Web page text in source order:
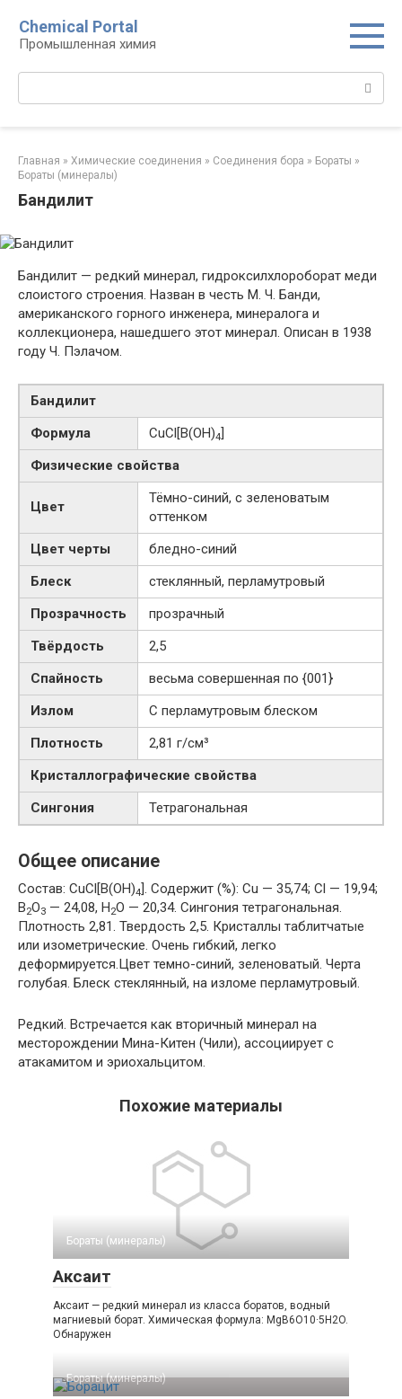
контенту
Chemical Portal
Промышленная химия
Главная » Химические соединения » Соединения бора‎ » Бораты »
Бораты (минералы)‎
Бандилит
Бандилит — редкий минерал, гидроксилхлороборат меди
слоистого строения. Назван в честь М. Ч. Банди,
американского горного инженера, минералога и
коллекционера, нашедшего этот минерал. Описан в 1938
году Ч. Пэлачом.
Бандилит
Формула
CuCl[B(OH)4]
Физические свойства
Цвет
Тёмно-синий, с зеленоватым
оттенком
Цвет черты
бледно-синий
Блеск
стеклянный, перламутровый
Прозрачность
прозрачный
Твёрдость
2,5
Спайность
весьма совершенная по {001}
Излом
С перламутровым блеском
Плотность
2,81 г/см³
Кристаллографические свойства
Сингония
Тетрагональная
Общее описание
Состав: CuCl[B(OH)4]. Содержит (%): Cu — 35,74; Cl — 19,94;
B2О3 — 24,08, Н2О — 20,34. Сингония тетрагональная.
Плотность 2,81. Твердость 2,5. Кристаллы таблитчатые
или изометрические. Очень гибкий, легко
деформируется.Цвет темно-синий, зеленоватый. Черта
голубая. Блеск стеклянный, на изломе перламутровый.
Редкий. Встречается как вторичный минерал на
месторождении Мина-Китен (Чили), ассоциирует с
атакамитом и эриохальцитом.
Похожие материалы
Бораты (минералы)‎
Аксаит
Аксаит — редкий минерал из класса боратов, водный
магниевый борат. Химическая формула: МgB6O10·5H2O.
Обнаружен
Бораты (минералы)‎